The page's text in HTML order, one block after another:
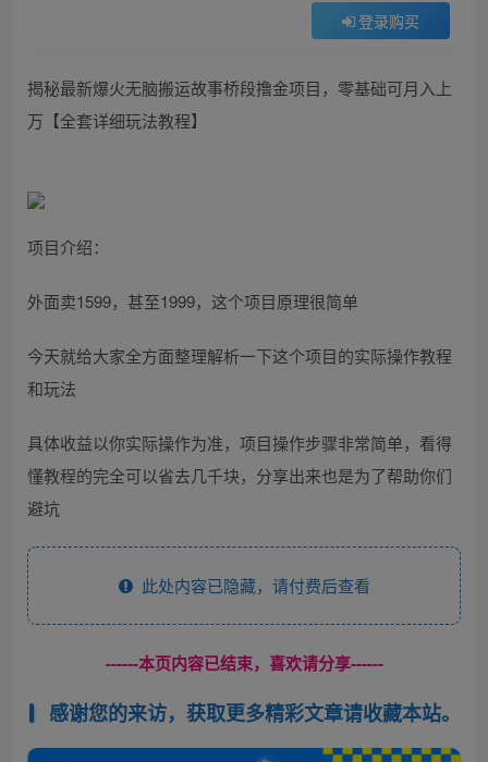
登录购买
揭秘最新爆火无脑搬运故事桥段撸金项目，零基础可月入上
万【全套详细玩法教程】
项目介绍：
外面卖1599，甚至1999，这个项目原理很简单
今天就给大家全方面整理解析一下这个项目的实际操作教程
和玩法
具体收益以你实际操作为准，项目操作步骤非常简单，看得
懂教程的完全可以省去几千块，分享出来也是为了帮助你们
避坑
此处内容已隐藏，请付费后查看
------本页内容已结束，喜欢请分享------
感谢您的来访，获取更多精彩文章请收藏本站。